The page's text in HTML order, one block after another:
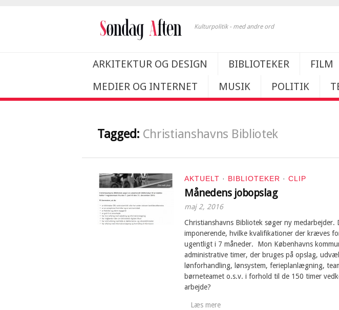
Kulturpolitik - med andre ord
ARKITEKTUR OG DESIGN BIBLIOTEKER FILM
MEDIER OG INTERNET
MUSIK POLITIK
Tagged: Christianshavns Bibliotek
AKTUELT · BIBLIOTEKER · CLIP
Månedens jobopslag
maj 2, 2016
Christianshavns Bibliotek søger ny medarbejder.
imponerende, hvilke kvalifikationer der kræves
ugentligt i 7 måneder. Mon Københavns
administrative timer, der bruges på opslag,
lønforhandling, lønsystem, ferieplanlægning,
børneteamet o.s.v. i forhold til de 150 timer
arbejde?
Læs mere